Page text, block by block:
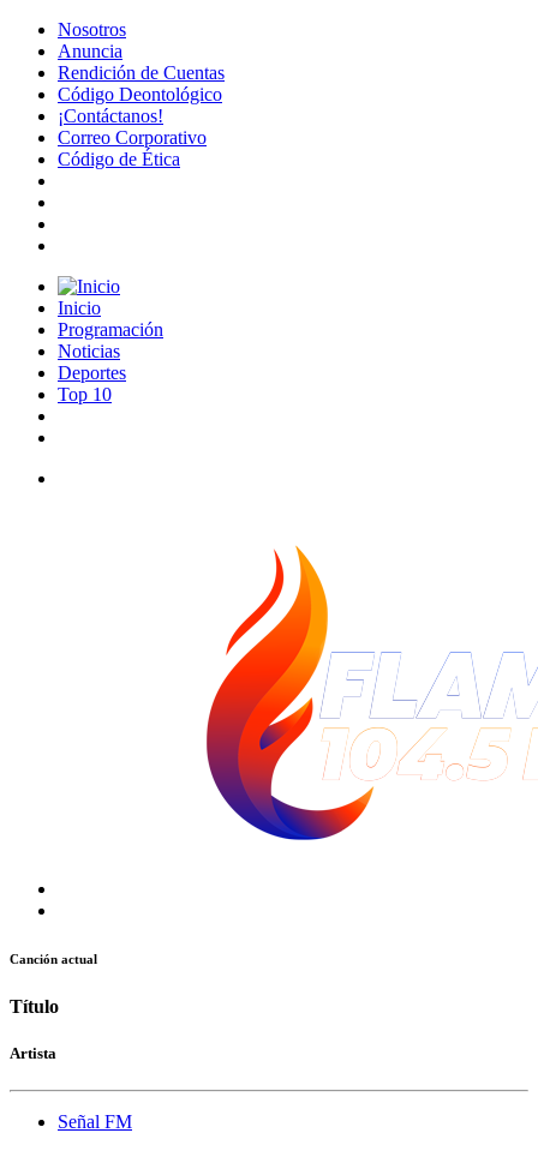
Nosotros
Anuncia
Rendición de Cuentas
Código Deontológico
¡Contáctanos!
Correo Corporativo
Código de Ética
Inicio
Programación
Noticias
Deportes
Top 10
Canción actual
Título
Artista
Señal FM